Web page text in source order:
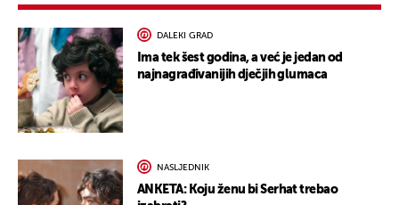
DALEKI GRAD
Ima tek šest godina, a već je jedan od
najnagrađivanijih dječjih glumaca
NASLJEDNIK
ANKETA: Koju ženu bi Serhat trebao